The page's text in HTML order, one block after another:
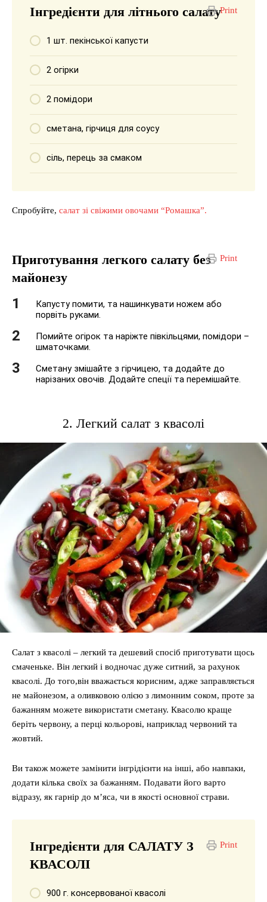
Print
Інгредієнти для літнього салату
1 шт. пекінської капусти
2 огірки
2 помідори
сметана, гірчиця для соусу
сіль, перець за смаком
Спробуйте, салат зі свіжими овочами “Ромашка”.
Print
Приготування легкого салату без
майонезу
Капусту помити, та нашинкувати ножем або
порвіть руками.
Помийте огірок та наріжте півкільцями, помідори –
шматочками.
Сметану змішайте з гірчицею, та додайте до
нарізаних овочів. Додайте спеції та перемішайте.
2. Легкий салат з квасолі
Салат з квасолі – легкий та дешевий спосіб приготувати щось
смаченьке. Він легкий і водночас дуже ситний, за рахунок
квасолі. До того,він вважається корисним, адже заправляється
не майонезом, а оливковою олією з лимонним соком, проте за
бажанням можете використати сметану. Квасолю краще
беріть червону, а перці кольорові, наприклад червоний та
жовтий.
Ви також можете замінити інгрідієнти на інші, або навпаки,
додати кілька своїх за бажанням. Подавати його варто
відразу, як гарнір до м’яса, чи в якості основної страви.
Print
Інгредієнти для САЛАТУ З
КВАСОЛІ
900 г. консервованої квасолі